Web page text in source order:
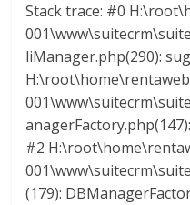
Stack trace: #0
liManager.php(290):
#2
(179):